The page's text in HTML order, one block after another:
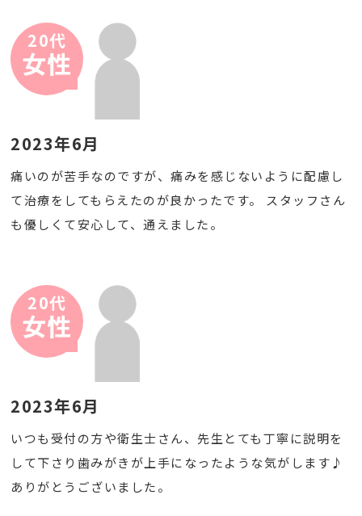
20代
女性
2023年6月
痛いのが苦手なのですが、痛みを感じないように配慮し
て治療をしてもらえたのが良かったです。 スタッフさん
も優しくて安心して、通えました。
20代
女性
2023年6月
いつも受付の方や衛生士さん、先生とても丁寧に説明を
して下さり歯みがきが上手になったような気がします♪
ありがとうございました。